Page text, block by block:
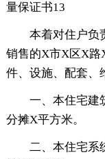
量保证书13
本着对住户负
销售的X市X区X路
件、设施、配套、
一、本住宅建
分摊X平方米。
二、本住宅系